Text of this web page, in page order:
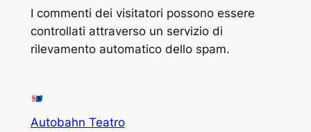
I commenti dei visitatori possono essere
controllati attraverso un servizio di
rilevamento automatico dello spam.
Autobahn Teatro